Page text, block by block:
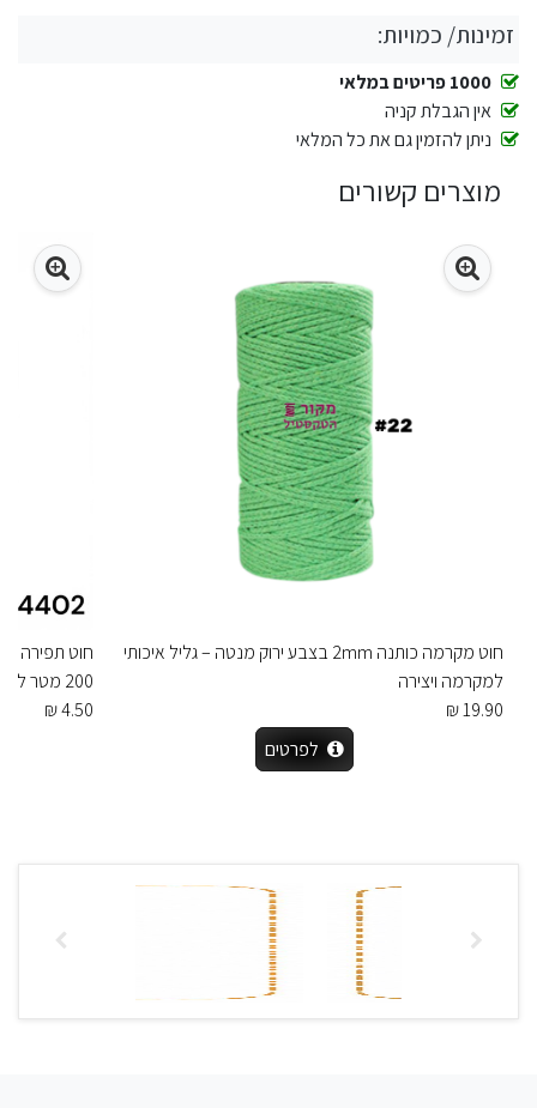
זמינות/ כמויות:
1000 פריטים במלאי
אין הגבלת קניה
ניתן להזמין גם את כל המלאי
מוצרים קשורים
חוט מקרמה כותנה 2mm בצבע ירוק מנטה – גליל איכותי
למקרמה ויצירה
19.90 ₪
לפרטים
200 מטר לתפירה ידנית ובמכונה
4.50 ₪